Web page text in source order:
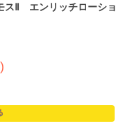
Ⅱ エンリッチローショ